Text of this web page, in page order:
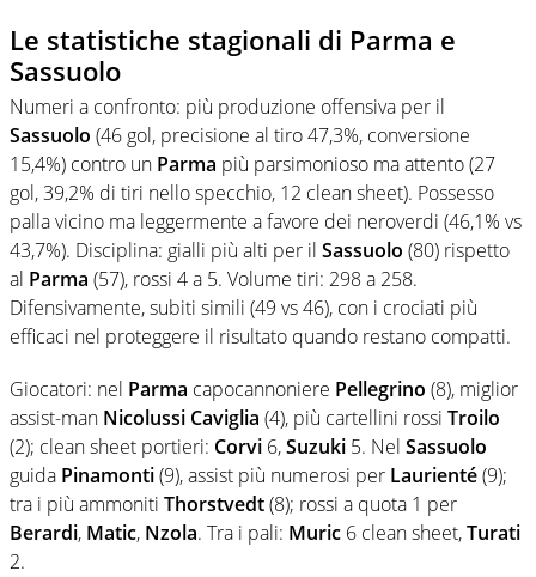
Le statistiche stagionali di Parma e
Sassuolo
Numeri a confronto: più produzione offensiva per il
Sassuolo (46 gol, precisione al tiro 47,3%, conversione
15,4%) contro un Parma più parsimonioso ma attento (27
gol, 39,2% di tiri nello specchio, 12 clean sheet). Possesso
palla vicino ma leggermente a favore dei neroverdi (46,1% vs
43,7%). Disciplina: gialli più alti per il Sassuolo (80) rispetto
al Parma (57), rossi 4 a 5. Volume tiri: 298 a 258.
Difensivamente, subiti simili (49 vs 46), con i crociati più
efficaci nel proteggere il risultato quando restano compatti.
Giocatori: nel Parma capocannoniere Pellegrino (8), miglior
assist-man Nicolussi Caviglia (4), più cartellini rossi Troilo
(2); clean sheet portieri: Corvi 6,Suzuki 5. Nel Sassuolo
guida Pinamonti(9), assist più numerosi per Laurienté(9);
tra i più ammoniti Thorstvedt(8); rossi a quota 1 per
Berardi, Matic, Nzola. Tra i pali: Muric 6 clean sheet,Turati
2.